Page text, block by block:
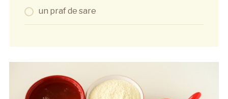
un praf de sare